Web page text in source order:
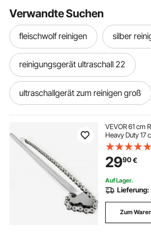
Verwandte Suchen
fleischwolf reinigen silber
reinigungsgerät ultraschall 22
ultraschallgerät zum reinigen groß
Ultraschall reinigungsgerät
reiniger ultraschallgeräte
ultraschall reiniger für injektoren
VEVOR 61 cm
Heavy Duty 17
2990€
Auf Lager.
Lieferung:
Zum